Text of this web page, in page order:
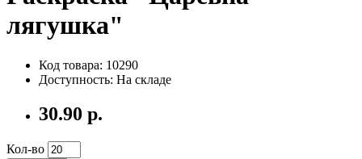
лягушка"
Код товара: 10290
Доступность: На складе
30.90 р.
Кол-во